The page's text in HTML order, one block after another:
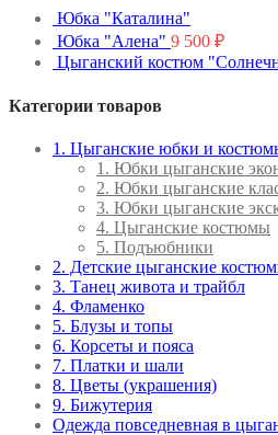
Юбка "Каталина"
Юбка "Алена" 9 500 ₽
Цыганский костюм
Категории товаров
1. Цыганские юбки и
1. Юбки цыганские
2. Юбки цыганские
3. Юбки цыганские
4. Цыганские костюмы
5. Подъюбники
2. Детские цыганские
3. Танец живота и трайбл
4. Фламенко
5. Блузы и топы
6. Корсеты и пояса
7. Платки и шали
8. Цветы (украшения)
9. Бижутерия
Одежда повседневная в